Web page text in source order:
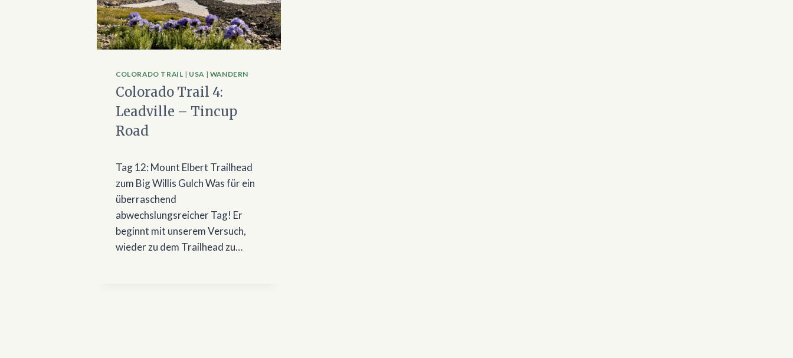
COLORADO TRAIL | USA | WANDERN
Colorado Trail 4:
Leadville – Tincup
Road
Tag 12: Mount Elbert Trailhead
zum Big Willis Gulch Was für ein
überraschend
abwechslungsreicher Tag! Er
beginnt mit unserem Versuch,
wieder zu dem Trailhead zu…